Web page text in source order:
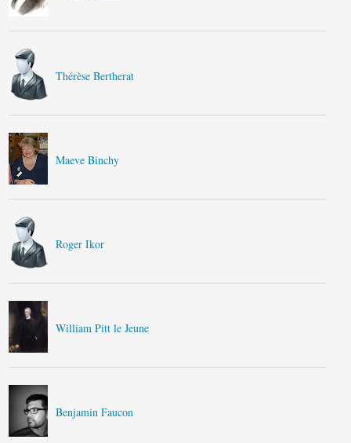
Thérèse Bertherat
Maeve Binchy
Roger Ikor
William Pitt le Jeune
Benjamin Faucon